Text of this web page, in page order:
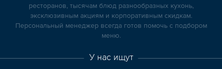
ресторанов, тысячам блюд разнообразных кухонь,
эксклюзивным акциям и корпоративным скидкам.
Персональный менеджер всегда готов помочь с подбором
меню.
У нас ищут